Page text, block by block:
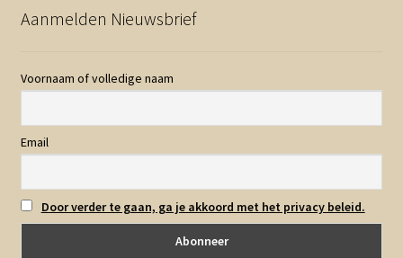
Aanmelden Nieuwsbrief
Voornaam of volledige naam
Email
Door verder te gaan, ga je akkoord met het privacy beleid.